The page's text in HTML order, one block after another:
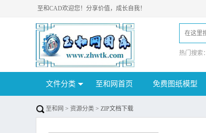
至和CAD欢迎您！分享价值，成长自我！
热门搜索：
文件分类 至和网首页 免费图纸模型
至和网 > 资源分类 > ZIP文档下载